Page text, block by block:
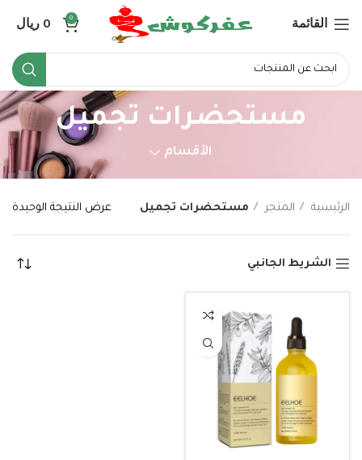
القائمة 0
0ريال
مستحضرات تجميل
الأقسام
الرئيسية المتجر مستحضرات تجميل عرض النتيجة الوحيدة
الشريط الجانبي